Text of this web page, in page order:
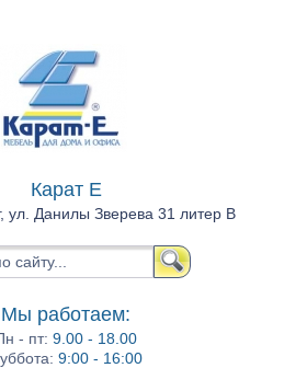
Карат Е
ул. Данилы Зверева 31 литер В
Мы работаем:
- пт:9.00 - 18.00
9:00 - 16:00